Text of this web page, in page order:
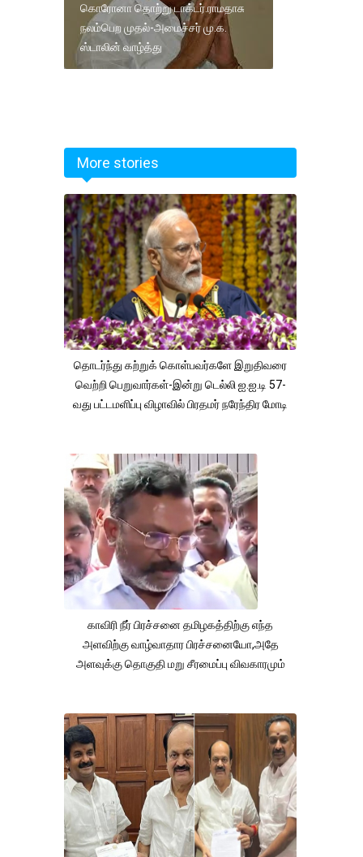
கொரோனா தொற்று டாக்டர்.ராமதாசு
நலம்பெற முதல்-அமைச்சர் மு.க.
ஸ்டாலின் வாழ்த்து
More stories
தொடர்ந்து கற்றுக் கொள்பவர்களே இறுதிவரை
வெற்றி பெறுவார்கள்-இன்று டெல்லி ஐ.ஐ.டி 57-
வது பட்டமளிப்பு விழாவில் பிரதமர் நரேந்திர மோடி
காவிரி நீர் பிரச்சனை தமிழகத்திற்கு எந்த
அளவிற்கு வாழ்வாதார பிரச்சனையோ,அதே
அளவுக்கு தொகுதி மறு சீரமைப்பு விவகாரமும்